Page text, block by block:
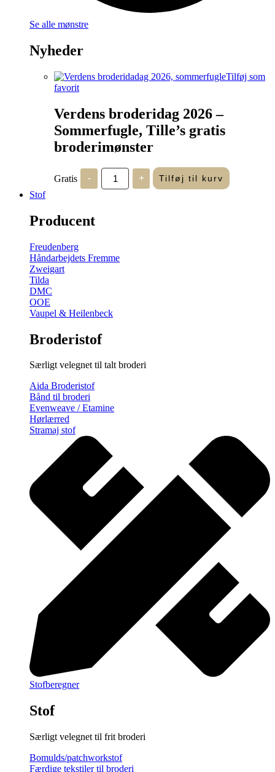
Se alle mønstre
Nyheder
Tilføj som
favorit
Verdens broderidag 2026 –
Sommerfugle, Tille’s gratis
broderimønster
Gratis -
Verdens
broderidag
2026
+ Tilføj til kurv
Stof
Producent
Freudenberg
Håndarbejdets Fremme
Zweigart
Tilda
DMC
OOE
Vaupel & Heilenbeck
Broderistof
Særligt velegnet til talt broderi
Aida Broderistof
Bånd til broderi
Evenweave / Etamine
Hørlærred
Stramaj stof
Stofberegner
Stof
Særligt velegnet til frit broderi
Bomulds/patchworkstof
Færdige tekstiler til broderi